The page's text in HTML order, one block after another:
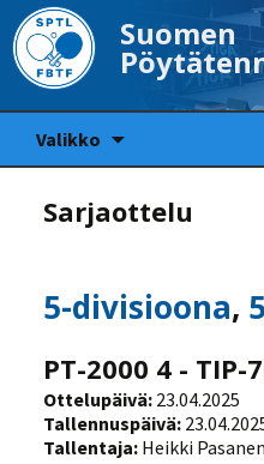
Suomen
Valikko
Sarjaottelu
5-divisioona,
PT-2000 4 - TIP-
Ottelupäivä: 23.04.2025
Tallennuspäivä:
Tallentaja: Heikki